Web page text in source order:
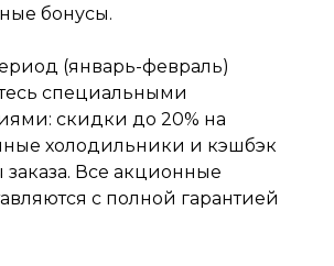
бонусы.
(январь-февраль)
специальными
скидки до 20% на
холодильники и кэшбэк
заказа. Все акционные
с полной гарантией